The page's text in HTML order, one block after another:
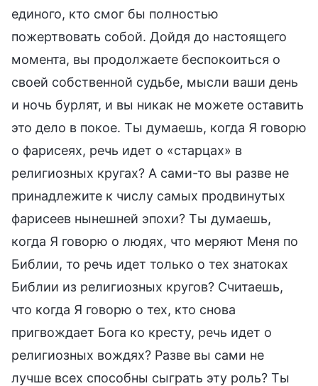
единого, кто смог бы полностью
пожертвовать собой. Дойдя до настоящего
момента, вы продолжаете беспокоиться о
своей собственной судьбе, мысли ваши день
и ночь бурлят, и вы никак не можете оставить
это дело в покое. Ты думаешь, когда Я говорю
о фарисеях, речь идет о «старцах» в
религиозных кругах? А сами-то вы разве не
принадлежите к числу самых продвинутых
фарисеев нынешней эпохи? Ты думаешь,
когда Я говорю о людях, что меряют Меня по
Библии, то речь идет только о тех знатоках
Библии из религиозных кругов? Считаешь,
что когда Я говорю о тех, кто снова
пригвождает Бога ко кресту, речь идет о
религиозных вождях? Разве вы сами не
лучше всех способны сыграть эту роль? Ты